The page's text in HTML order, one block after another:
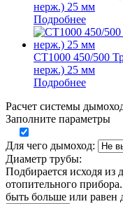
нерж.) 25 мм
Подробнее
СТ1000 450/500
нерж.) 25 мм
Подробнее
Расчет системы
Заполните параметры
Для чего дымоход:
Диаметр трубы:
Подбирается исходя из
отопительного
быть больше или равен